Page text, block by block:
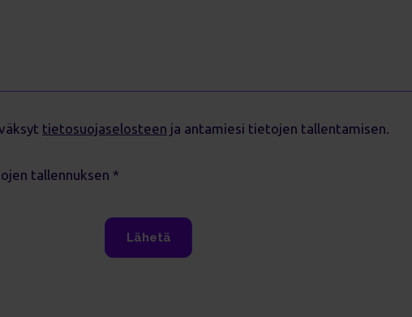
tietosuojaselosteen ja antamiesi tietojen tallentamisen.
tallennuksen *